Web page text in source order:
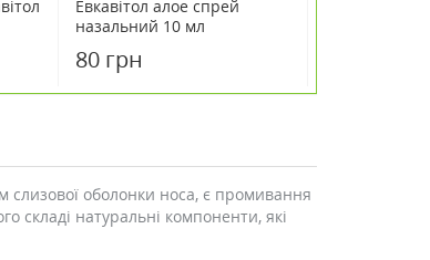
Евкавітол алое спрей
назальний 10 мл
80 грн
оболонки носа, є промивання
складі натуральні компоненти, які